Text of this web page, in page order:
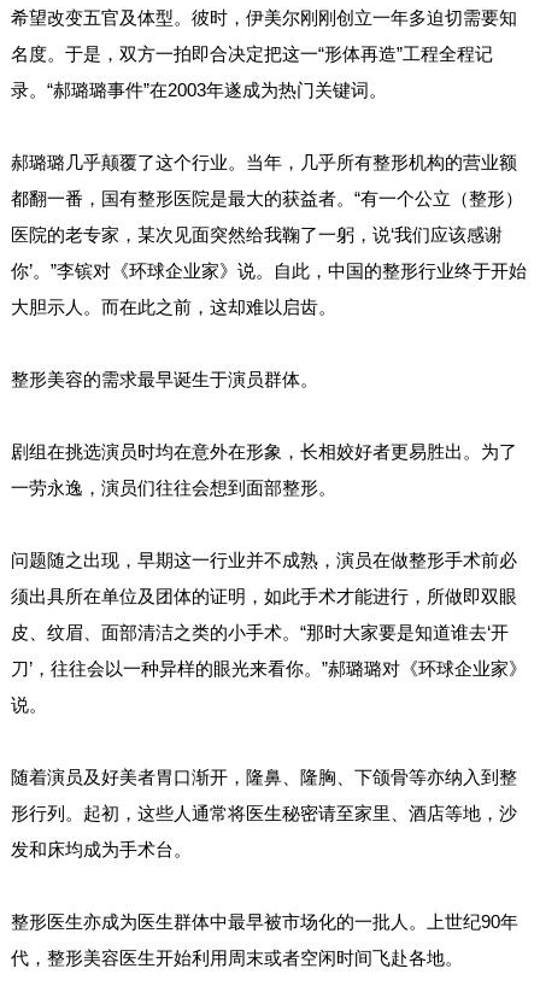
希望改变五官及体型。彼时，伊美尔刚刚创立一年多迫切需要知
名度。于是，双方一拍即合决定把这一“形体再造”工程全程记
录。“郝璐璐事件”在2003年遂成为热门关键词。
郝璐璐几乎颠覆了这个行业。当年，几乎所有整形机构的营业额
都翻一番，国有整形医院是最大的获益者。“有一个公立（整形）
医院的老专家，某次见面突然给我鞠了一躬，说‘我们应该感谢
你’。”李镔对《环球企业家》说。自此，中国的整形行业终于开始
大胆示人。而在此之前，这却难以启齿。
整形美容的需求最早诞生于演员群体。
剧组在挑选演员时均在意外在形象，长相姣好者更易胜出。为了
一劳永逸，演员们往往会想到面部整形。
问题随之出现，早期这一行业并不成熟，演员在做整形手术前必
须出具所在单位及团体的证明，如此手术才能进行，所做即双眼
皮、纹眉、面部清洁之类的小手术。“那时大家要是知道谁去‘开
刀’，往往会以一种异样的眼光来看你。”郝璐璐对《环球企业家》
说。
随着演员及好美者胃口渐开，隆鼻、隆胸、下颌骨等亦纳入到整
形行列。起初，这些人通常将医生秘密请至家里、酒店等地，沙
发和床均成为手术台。
整形医生亦成为医生群体中最早被市场化的一批人。上世纪90年
代，整形美容医生开始利用周末或者空闲时间飞赴各地。